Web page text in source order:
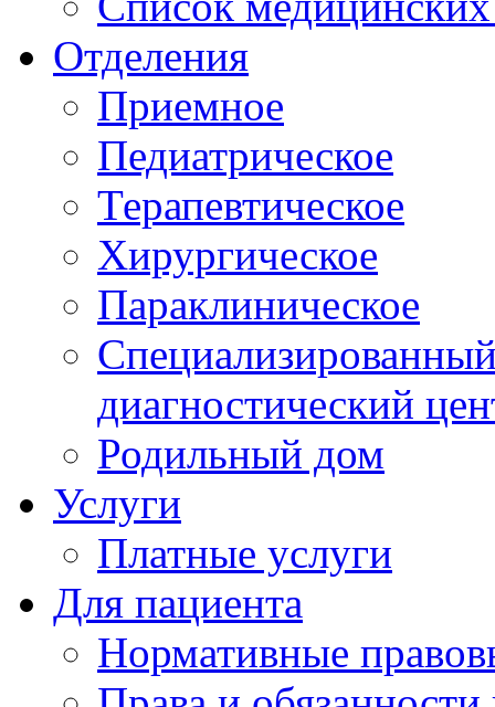
Отделения
Приемное
Педиатрическое
Терапевтическое
Хирургическое
Параклиническое
диагностический
Родильный дом
Услуги
Платные услуги
Для пациента
Нормативные